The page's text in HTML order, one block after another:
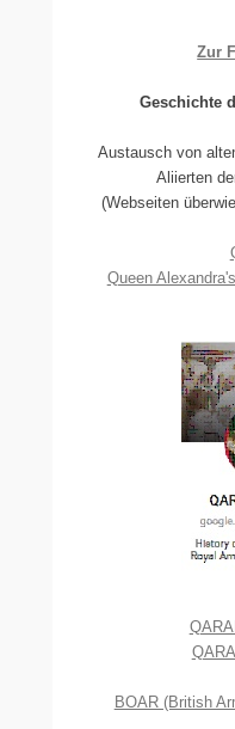
Zur
Geschichte
Austausch von
Aliierten
(Webseiten
Queen
BOAR (British